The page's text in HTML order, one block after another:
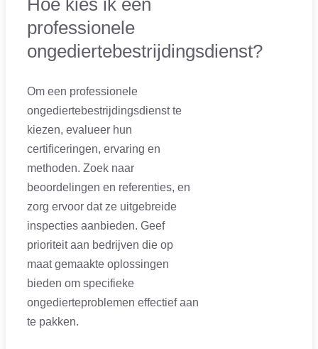
professionele
ongediertebestrijdingsdienst?
Om een professionele
ongediertebestrijdingsdienst te
kiezen, evalueer hun
certificeringen, ervaring en
methoden. Zoek naar
beoordelingen en referenties, en
zorg ervoor dat ze uitgebreide
inspecties aanbieden. Geef
prioriteit aan bedrijven die op
maat gemaakte oplossingen
bieden om specifieke
ongedierteproblemen effectief aan
te pakken.